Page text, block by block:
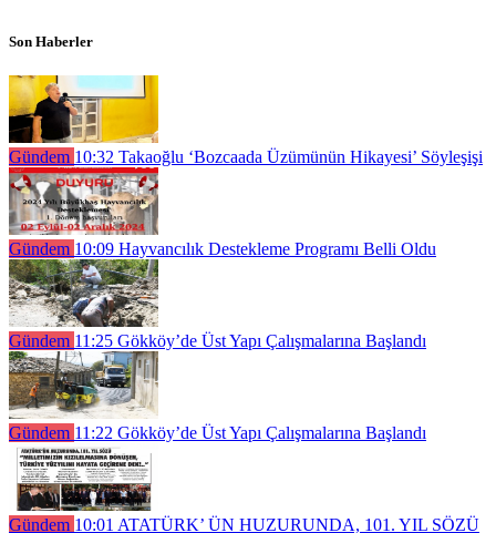
Son Haberler
Gündem 10:32 Takaoğlu ‘Bozcaada Üzümünün Hikayesi’ Söyleşişi
Gündem 10:09 Hayvancılık Destekleme Programı Belli Oldu
Gündem 11:25 Gökköy’de Üst Yapı Çalışmalarına Başlandı
Gündem 11:22 Gökköy’de Üst Yapı Çalışmalarına Başlandı
Gündem 10:01 ATATÜRK’ ÜN HUZURUNDA, 101. YIL SÖZÜ